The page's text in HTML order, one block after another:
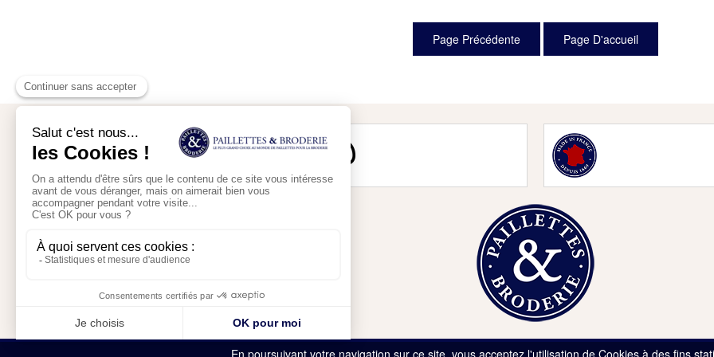
Mon compte
Mon panier
En poursuivant votre navigation sur ce site, vous acceptez l'utilisation de Cookies à des fins